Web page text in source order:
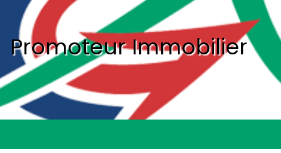
Promoteur Immobilier